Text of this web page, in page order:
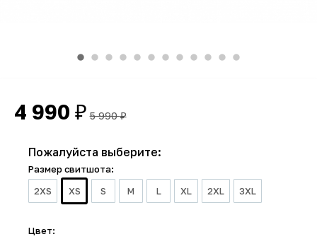
4 990 ₽ 5 990₽
Пожалуйста выберите:
Размер свитшота:
2XS
XS S M L XL 2XL 3XL
Цвет: